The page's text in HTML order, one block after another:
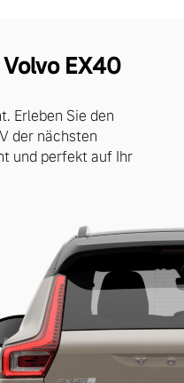
EX40
Erleben Sie den
der nächsten
und perfekt auf Ihr